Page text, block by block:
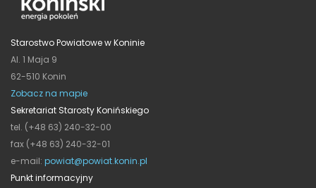
Starostwo Powiatowe w Koninie
Al. 1 Maja 9
62-510 Konin
Zobacz na mapie
Sekretariat Starosty Konińskiego
tel. (+48 63) 240-32-00
fax (+48 63) 240-32-01
e-mail: powiat@powiat.konin.pl
Punkt informacyjny